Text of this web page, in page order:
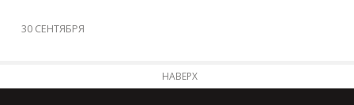
30 СЕНТЯБРЯ
НАВЕРХ